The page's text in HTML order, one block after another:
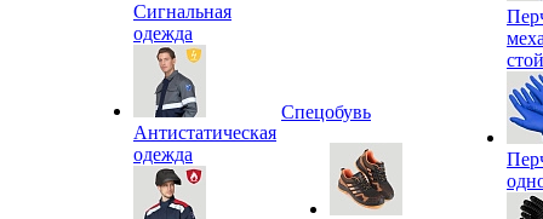
Сигнальная
одежда
Антистатическая
одежда
Спецобувь